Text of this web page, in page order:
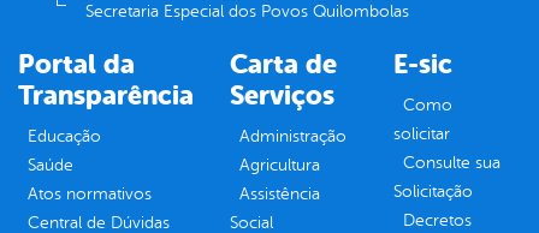
Secretaria Especial dos Povos Quilombolas
Portal da
Transparência
Educação
Saúde
Atos normativos
Central de Dúvidas
Carta de
Serviços
Administração
Agricultura
Assistência
Social
E-sic
Como
solicitar
Consulte sua
Solicitação
Decretos